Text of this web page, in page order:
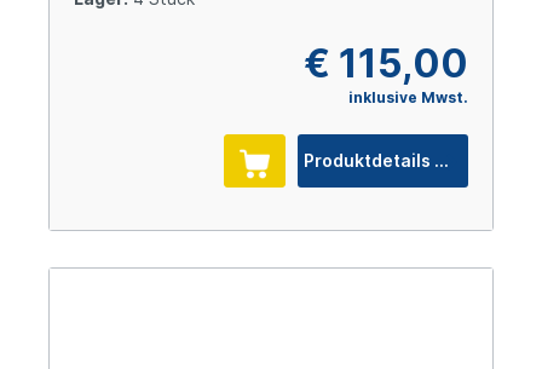
€ 115,00
inklusive Mwst.
Produktdetails